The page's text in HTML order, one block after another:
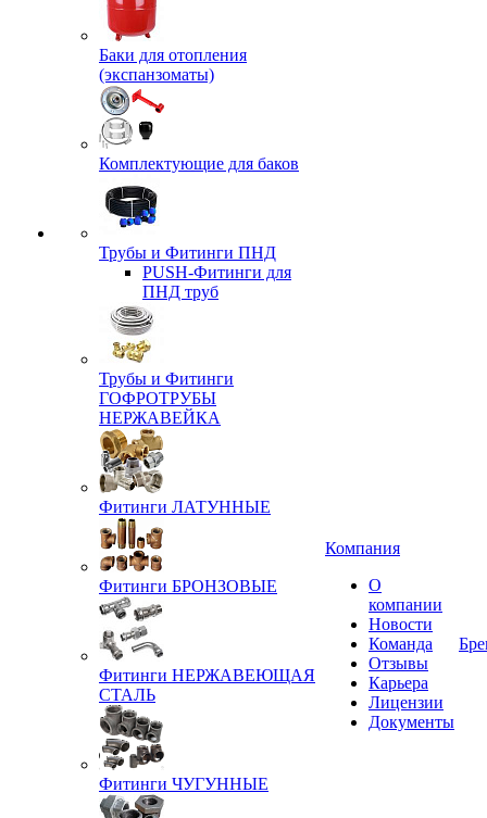
Баки для отопления
(экспанзоматы)
Комплектующие для баков
Трубы и Фитинги ПНД
PUSH-Фитинги для
ПНД труб
Трубы и Фитинги
ГОФРОТРУБЫ
НЕРЖАВЕЙКА
Фитинги ЛАТУННЫЕ
Фитинги БРОНЗОВЫЕ
Фитинги НЕРЖАВЕЮЩАЯ
СТАЛЬ
Фитинги ЧУГУННЫЕ
Компания
О
компании
Новости
Команда
Отзывы
Карьера
Лицензии
Документы